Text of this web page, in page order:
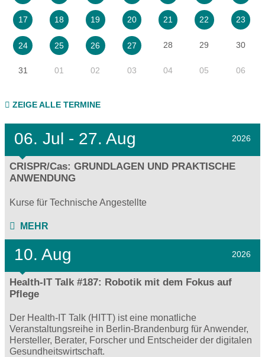
17 18 19 20 21 22 23
24 25 26 27 28 29 30
31 01 02 03 04 05 06
ZEIGE ALLE TERMINE
06. Jul - 27. Aug 2026
CRISPR/Cas: GRUNDLAGEN UND PRAKTISCHE
ANWENDUNG
Kurse für Technische Angestellte
MEHR
10. Aug 2026
Health-IT Talk #187: Robotik mit dem Fokus auf
Pflege
Der Health-IT Talk (HITT) ist eine monatliche
Veranstaltungsreihe in Berlin-Brandenburg für Anwender,
Hersteller, Berater, Forscher und Entscheider der digitalen
Gesundheitswirtschaft.